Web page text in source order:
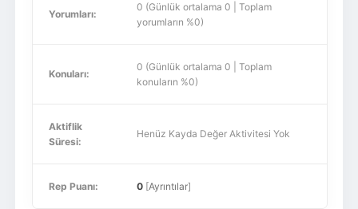
Yorumları:
0 (Günlük ortalama 0 | Toplam
yorumların %0)
Konuları:
0 (Günlük ortalama 0 | Toplam
konuların %0)
Aktiflik
Süresi:
Henüz Kayda Değer Aktivitesi Yok
Rep Puanı: 0[Ayrıntılar]